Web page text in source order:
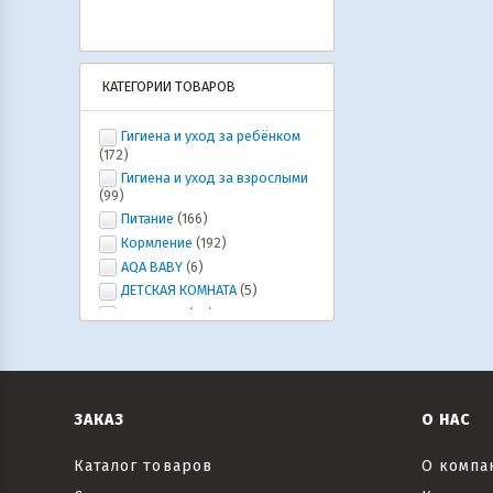
КАТЕГОРИИ ТОВАРОВ
Гигиена и уход за ребёнком
(172)
Гигиена и уход за взрослыми
(99)
Питание (166)
Кормление (192)
AQA BABY (6)
ДЕТСКАЯ КОМНАТА (5)
(20)
кенгуру
Текстиль (6)
ЗАКАЗ
Каталог товаров
О НАС
О